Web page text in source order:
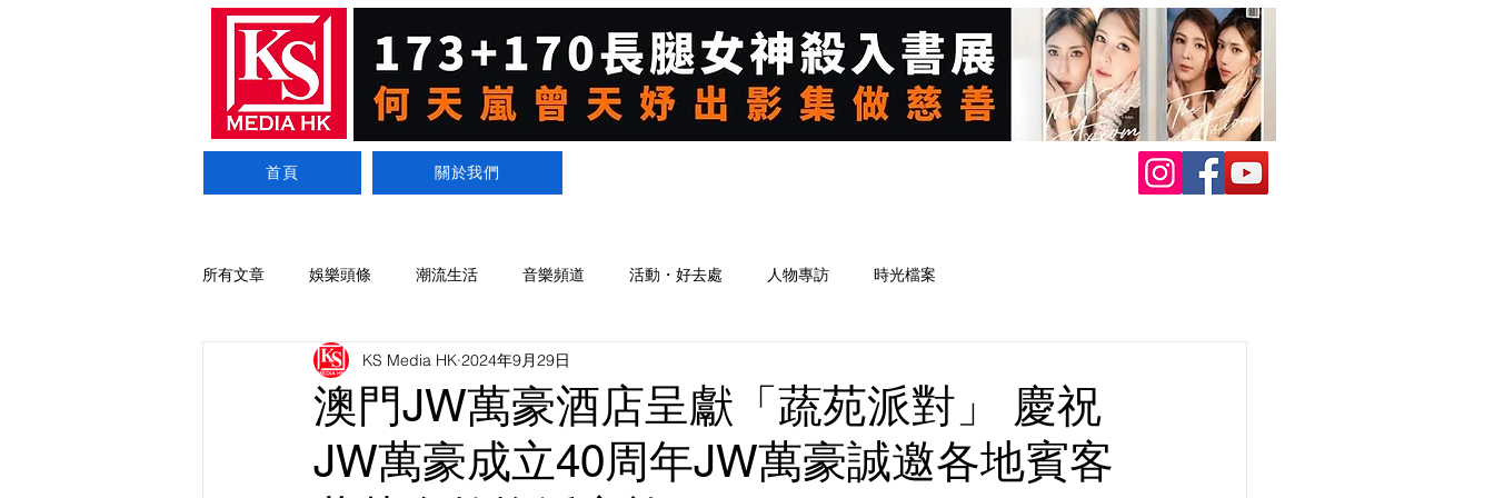
首頁 關於我們
所有文章 娛樂頭條 潮流生活 音樂頻道 活動・好去處 人物專訪 時光檔案
澳門JW萬豪酒店呈獻「蔬苑派對」 慶祝
JW萬豪成立40周年JW萬豪誠邀各地賓客
KS Media HK 2024年9月29日